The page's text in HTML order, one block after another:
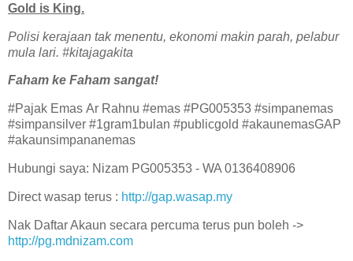
Gold is King.
Polisi kerajaan tak menentu, ekonomi makin parah, pelabur
mula lari. #kitajagakita
Faham ke Faham sangat!
#Pajak Emas Ar Rahnu #emas #PG005353 #simpanemas
#simpansilver #1gram1bulan #publicgold #akaunemasGAP
#akaunsimpananemas
Hubungi saya: Nizam PG005353 - WA 0136408906
Direct wasap terus : http://gap.wasap.my
Nak Daftar Akaun secara percuma terus pun boleh ->
http://pg.mdnizam.com